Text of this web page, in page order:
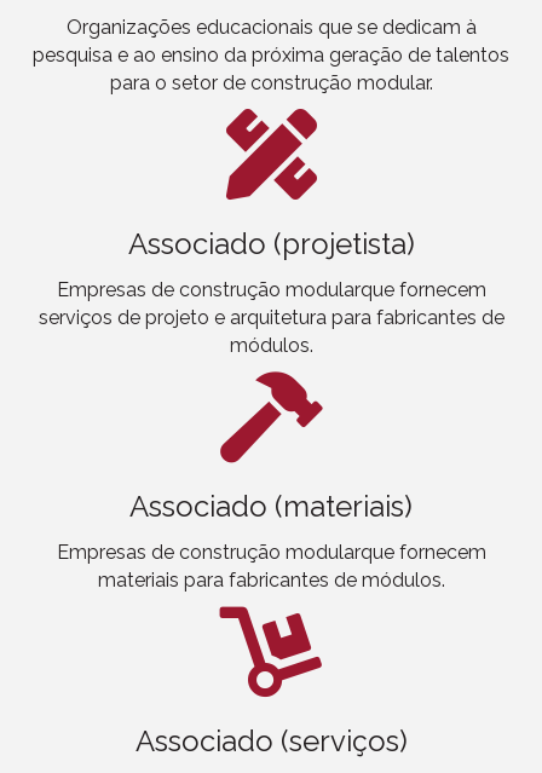
Organizações educacionais que se dedicam à
pesquisa e ao ensino da próxima geração de talentos
para o setor de construção modular.
Associado (projetista)
Empresas de construção modularque fornecem
serviços de projeto e arquitetura para fabricantes de
módulos.
Associado (materiais)
Empresas de construção modularque fornecem
materiais para fabricantes de módulos.
Associado (serviços)